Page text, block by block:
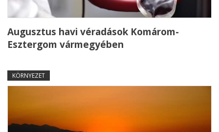
Augusztus havi véradások Komárom-
Esztergom vármegyében
KÖRNYEZET